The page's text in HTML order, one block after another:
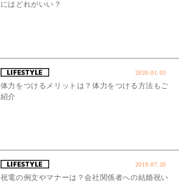
にはどれがいい？
2020.01.03
体力をつけるメリットは？体力をつける方法もご
紹介
2019.07.20
祝電の例文やマナーは？会社関係者への結婚祝い